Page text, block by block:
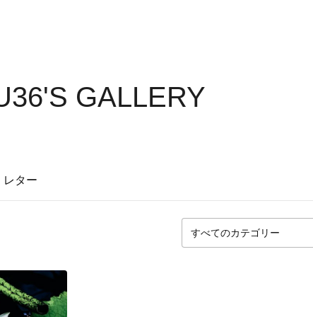
GALLERY
レター